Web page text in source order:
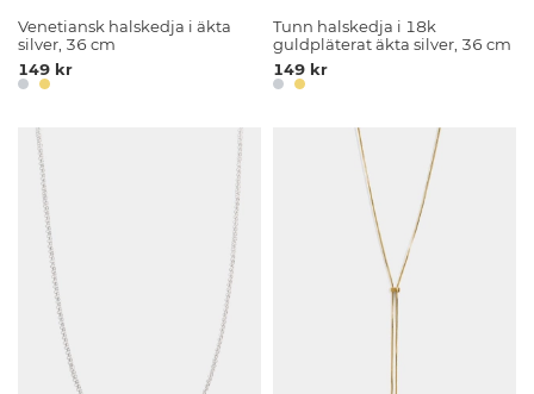
Venetiansk halskedja i äkta
silver, 36 cm
149 kr
Tunn halskedja i 18k
guldpläterat äkta silver, 36 cm
149 kr